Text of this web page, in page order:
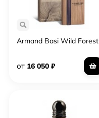
Armand Basi Wild Forest
от 16 050 ₽